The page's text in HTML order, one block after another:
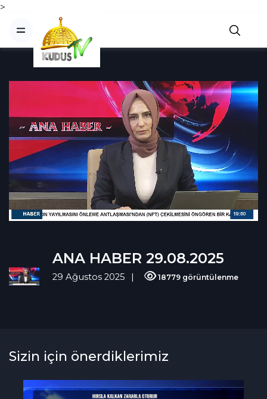
>
ANA HABER 29.08.2025
29 Ağustos 2025 18779 görüntülenme
Sizin için önerdiklerimiz